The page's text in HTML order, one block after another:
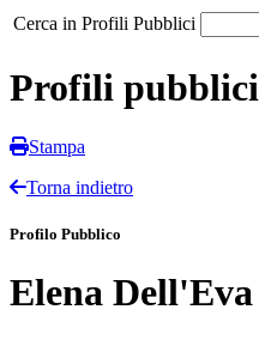
Cerca in Profili Pubblici
Profili pubblici
Stampa
Torna indietro
Profilo Pubblico
Elena Dell'Eva